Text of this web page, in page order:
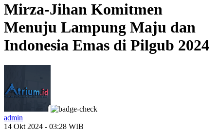
Mirza-Jihan Komitmen
Menuju Lampung Maju dan
Indonesia Emas di Pilgub 2024
admin
14 Okt 2024 - 03:28 WIB